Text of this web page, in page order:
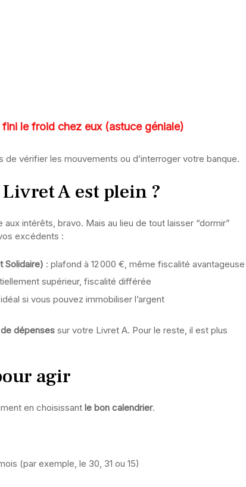
le froid chez eux (astuce géniale)
vérifier les mouvements ou d’interroger votre banque.
A est plein ?
intérêts, bravo. Mais au lieu de tout laisser “dormir”
excédents :
Solidaire) : plafond à 12 000 €, même fiscalité avantageuse
supérieur, fiscalité différée
si vous pouvez immobiliser l’argent
dépenses sur votre Livret A. Pour le reste, il est plus
agir
en choisissant le bon calendrier.
(par exemple, le 30, 31 ou 15)